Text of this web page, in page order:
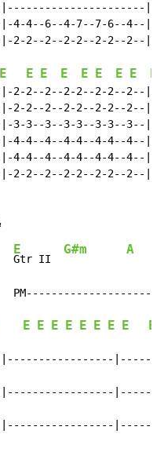
|----------------------|
4-4--6--4-7--7-6--4--|
2--2--2-2--2-2--2--|
E E E E E E E E
2-2--2--2-2--2-2--2--|
2-2--2--2-2--2-2--2--|
3-3--3--3-3--3-3--3--|
4-4--4--4-4--4-4--4--|
4-4--4--4-4--4-4--4--|
2--2--2-2--2-2--2--|
E
Gtr II
G#m A
E E E E E E E E E
||-----------------
||-----------------